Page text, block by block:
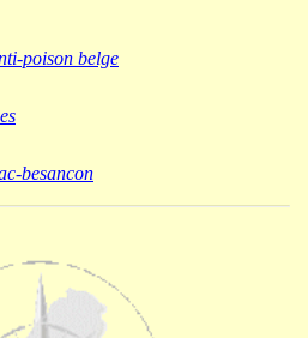
poison belge
besancon